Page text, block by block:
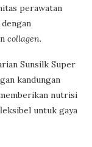
perawatan
collagen.
Sunsilk Super
kandungan
nutrisi
untuk gaya